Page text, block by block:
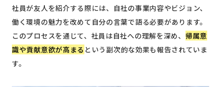
社員が友人を紹介する際には、自社の事業内容やビジョン、
働く環境の魅力を改めて自分の言葉で語る必要があります。
このプロセスを通じて、社員は自社への理解を深め、 帰属意
識や貢献意欲が高まる という副次的な効果も報告されていま
す。